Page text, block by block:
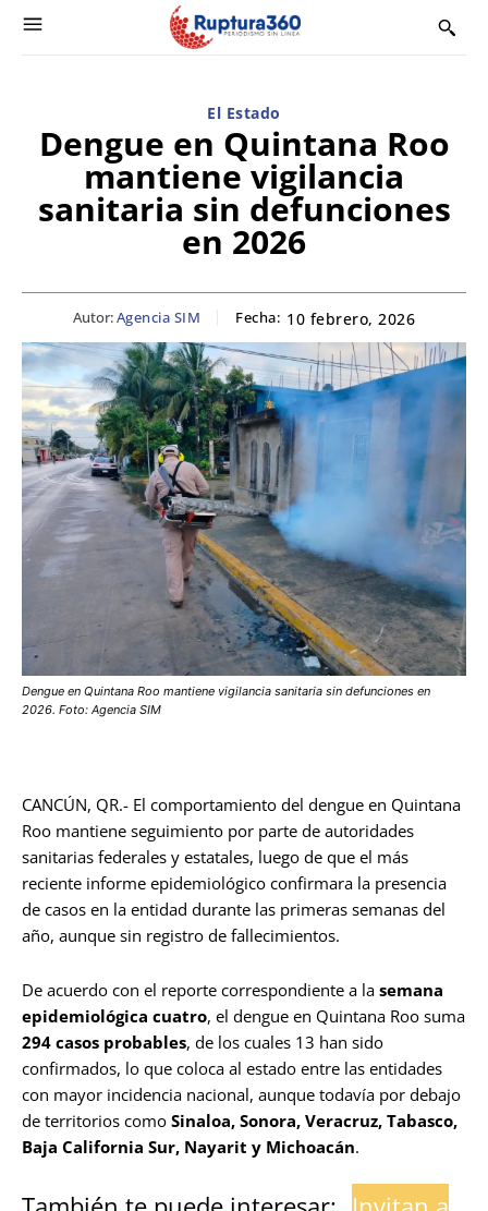
El Estado
Dengue en Quintana Roo
mantiene vigilancia
sanitaria sin defunciones
en 2026
Autor:Agencia SIM Fecha: 10 febrero, 2026
Dengue en Quintana Roo mantiene vigilancia sanitaria sin defunciones en
2026. Foto: Agencia SIM
CANCÚN, QR.- El comportamiento del dengue en Quintana
Roo mantiene seguimiento por parte de autoridades
sanitarias federales y estatales, luego de que el más
reciente informe epidemiológico confirmara la presencia
de casos en la entidad durante las primeras semanas del
año, aunque sin registro de fallecimientos.
De acuerdo con el reporte correspondiente a la semana
epidemiológica cuatro, el dengue en Quintana Roo suma
294 casos probables, de los cuales 13 han sido
confirmados, lo que coloca al estado entre las entidades
con mayor incidencia nacional, aunque todavía por debajo
de territorios como Sinaloa, Sonora, Veracruz, Tabasco,
Baja California Sur, Nayarit y Michoacán.